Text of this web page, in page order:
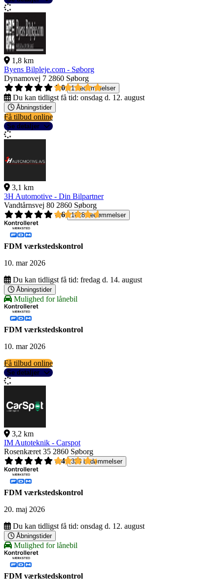
1,8 km
Byens Bilpleje.com - Søborg
Dynamovej 7 2860 Søborg
5,0
1 bedømmelser
Du kan tidligst få tid: onsdag d. 12. august
Åbningstider
Få tilbud online
Se detaljer
3,1 km
3H Automotive - Din Bilpartner
Vandtårnsvej 80 2860 Søborg
4,6
1618 bedømmelser
FDM værkstedskontrol
10. mar 2026
Du kan tidligst få tid: fredag d. 14. august
Åbningstider
Mulighed for lånebil
FDM værkstedskontrol
10. mar 2026
Få tilbud online
Se detaljer
3,2 km
IM Autoteknik - Carspot
Rosenkæret 35 2860 Søborg
4,4
326 bedømmelser
FDM værkstedskontrol
20. maj 2026
Du kan tidligst få tid: onsdag d. 12. august
Åbningstider
Mulighed for lånebil
FDM værkstedskontrol